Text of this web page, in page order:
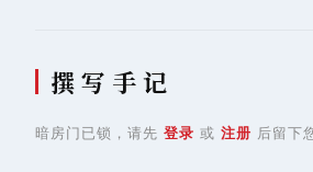
撰 写 手 记
暗房门已锁，请先 登录 或 注册 后留下